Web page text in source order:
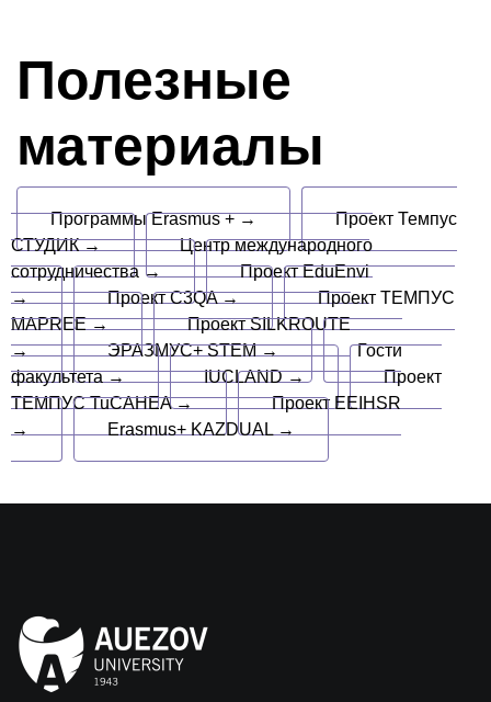
Полезные
материалы
Программы Erasmus + →
Проект Темпус
СТУДИК →
Центр международного
сотрудничества →
Проект EduEnvi
→
Проект C3QA →
Проект ТЕМПУС
MAPREE →
Проект SILKROUTE
→
ЭРАЗМУС+ STEM →
Гости
факультета →
IUCLAND →
Проект
ТЕМПУС TuCAHEA →
Проект EEIHSR
→
Erasmus+ KAZDUAL →